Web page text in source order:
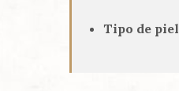
Tipo de piel